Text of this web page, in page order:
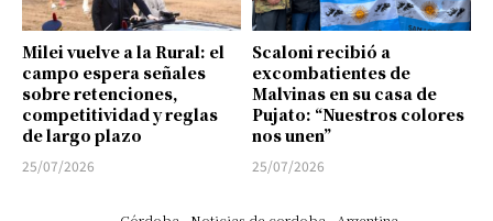
Milei vuelve a la Rural: el
campo espera señales
sobre retenciones,
competitividad y reglas
de largo plazo
25/07/2026
Scaloni recibió a
excombatientes de
Malvinas en su casa de
Pujato: “Nuestros colores
nos unen”
25/07/2026